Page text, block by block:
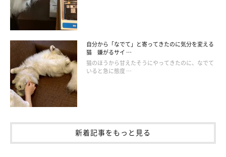
ねこのきもち投稿写真ギャラリー
ーー「このテンションの上がり方は単なる興奮ではないかも」
自分から「なでて」と寄ってきたのに気分を変える
猫 嫌がるサイ …
猫のほうから甘えたそうにやってきたのに、なでて
いると急に態度 …
新着記事をもっと見る